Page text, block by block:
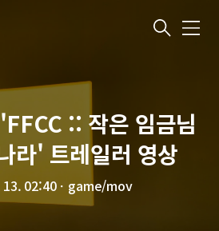
메
:: 작은 임금님
라' 트레일러 영상
02:40ㆍ game/mov